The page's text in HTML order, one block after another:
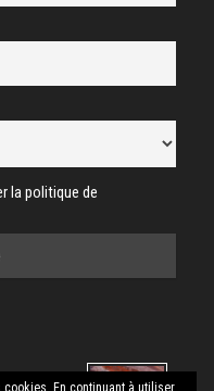
la politique de
En continuant à utiliser